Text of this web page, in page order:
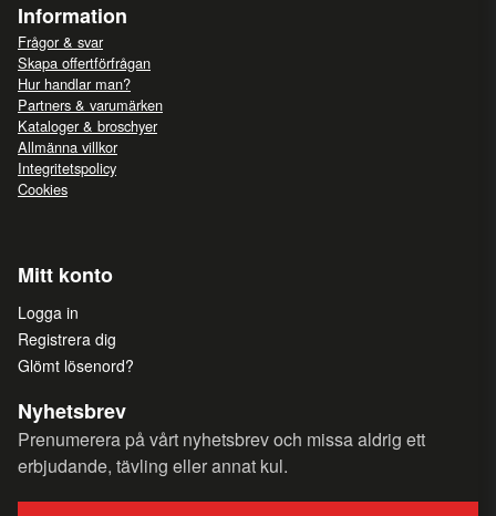
Information
Frågor & svar
Skapa offertförfrågan
Hur handlar man?
Partners & varumärken
Kataloger & broschyer
Allmänna villkor
Integritetspolicy
Cookies
Mitt konto
Logga in
Registrera dig
Glömt lösenord?
Nyhetsbrev
Prenumerera på vårt nyhetsbrev och missa aldrig ett
erbjudande, tävling eller annat kul.